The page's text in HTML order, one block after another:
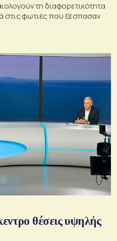
τη διαφορετικότητα
στις φωτιές που ξέσπασαν
θέσεις υψηλής